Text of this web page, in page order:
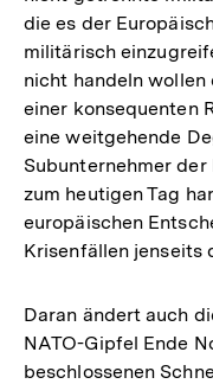
die es der
militärisch
nicht handeln wollen
einer konsequenten
eine weitgehende
Subunternehmer
zum heutigen Tag
europäischen
Krisenfällen jenseits
Daran ändert auch
NATO-Gipfel Ende
beschlossenen